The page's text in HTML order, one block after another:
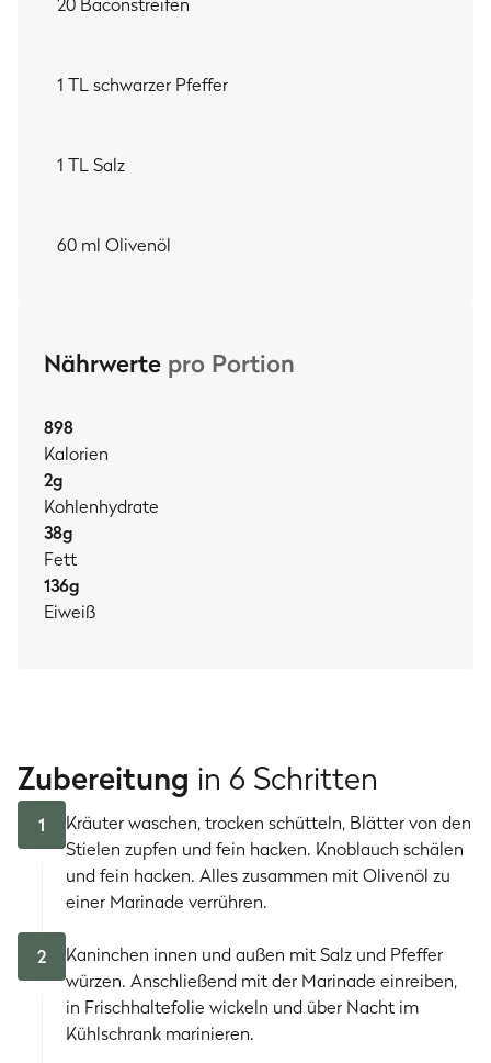
1 TL schwarzer Pfeffer
1 TL Salz
60 ml Olivenöl
Nährwerte pro Portion
898
Kalorien
2g
Kohlenhydrate
38g
Fett
136g
Eiweiß
Zubereitung in 6 Schritten
1
Kräuter waschen, trocken schütteln, Blätter von den
Stielen zupfen und fein hacken. Knoblauch schälen
und fein hacken. Alles zusammen mit Olivenöl zu
einer Marinade verrühren.
2
Kaninchen innen und außen mit Salz und Pfeffer
würzen. Anschließend mit der Marinade einreiben,
in Frischhaltefolie wickeln und über Nacht im
Kühlschrank marinieren.